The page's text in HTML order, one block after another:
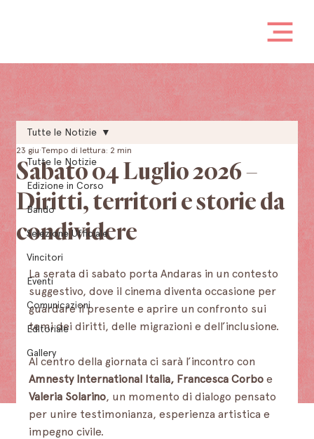
Tutte le Notizie
Edizione in Corso
Bando
Selezione Ufficiale
Vincitori
Eventi
Comunicazioni
Editoriale
Gallery
Tutte le Notizie
Sabato 04 Luglio 2026 –
Diritti, territori e storie da
condividere
23 giu Tempo di lettura: 2 min
La serata di sabato porta Andaras in un contesto
suggestivo, dove il cinema diventa occasione per
guardare il presente e aprire un confronto sui
temi dei diritti, delle migrazioni e dell’inclusione.
Al centro della giornata ci sarà l’incontro con
Amnesty International Italia, Francesca Corbo e
Valeria Solarino, un momento di dialogo pensato
per unire testimonianza, esperienza artistica e
impegno civile.